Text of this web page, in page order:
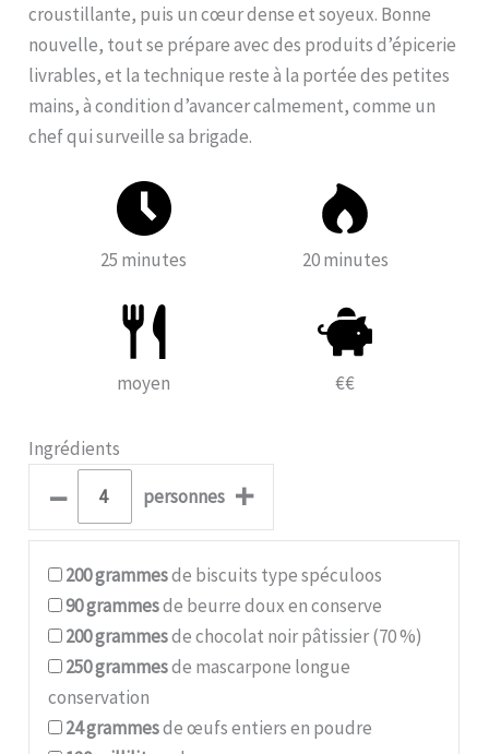
croustillante, puis un cœur dense et soyeux. Bonne
nouvelle, tout se prépare avec des produits d’épicerie
livrables, et la technique reste à la portée des petites
mains, à condition d’avancer calmement, comme un
chef qui surveille sa brigade.
25 minutes 20 minutes
moyen €€
Ingrédients
– personnes +
200grammesde biscuits type spéculoos
90grammesde beurre doux en conserve
200grammesde chocolat noir pâtissier (70 %)
250grammesde mascarpone longue
conservation
24grammesde œufs entiers en poudre